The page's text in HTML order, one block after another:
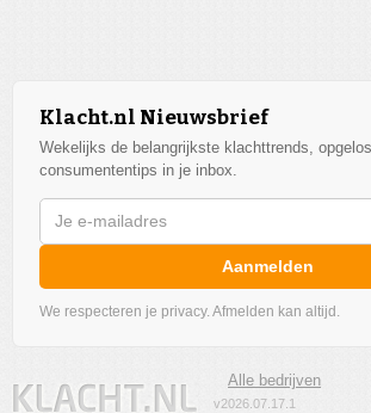
Klacht.nl Nieuwsbrief
Wekelijks de belangrijkste klachttrends,
consumententips in je inbox.
Aanmelden
We respecteren je privacy. Afmelden kan altijd.
Alle bedrijven
v2026.07.17.1